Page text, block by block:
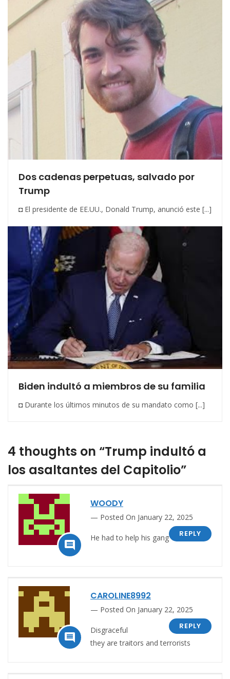
Dos cadenas perpetuas, salvado por
Trump
◘ El presidente de EE.UU., Donald Trump, anunció este [...]
Biden indultó a miembros de su familia
◘ Durante los últimos minutos de su mandato como [...]
4 thoughts on “Trump indultó a
los asaltantes del Capitolio”

WOODY
Posted On January 22, 2025
REPLY
He had to help his gang

CAROLINE8992
Posted On January 22, 2025
REPLY
Disgraceful
they are traitors and terrorists